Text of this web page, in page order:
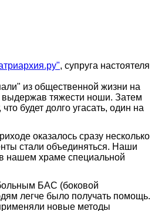
, супруга настоятеля
из общественной жизни на
выдержав тяжести ноши. Затем
будет долго угасать, один на
оказалось сразу несколько
стали объединяться. Наши
нашем храме специальной
БАС (боковой
легче было получать помощь.
новые методы